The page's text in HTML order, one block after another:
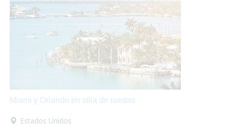
embargo nosotros nos encargaremos de todo, y tu sólo de
disfrutar.
Miami y Orlando en silla de ruedas
Estados Unidos